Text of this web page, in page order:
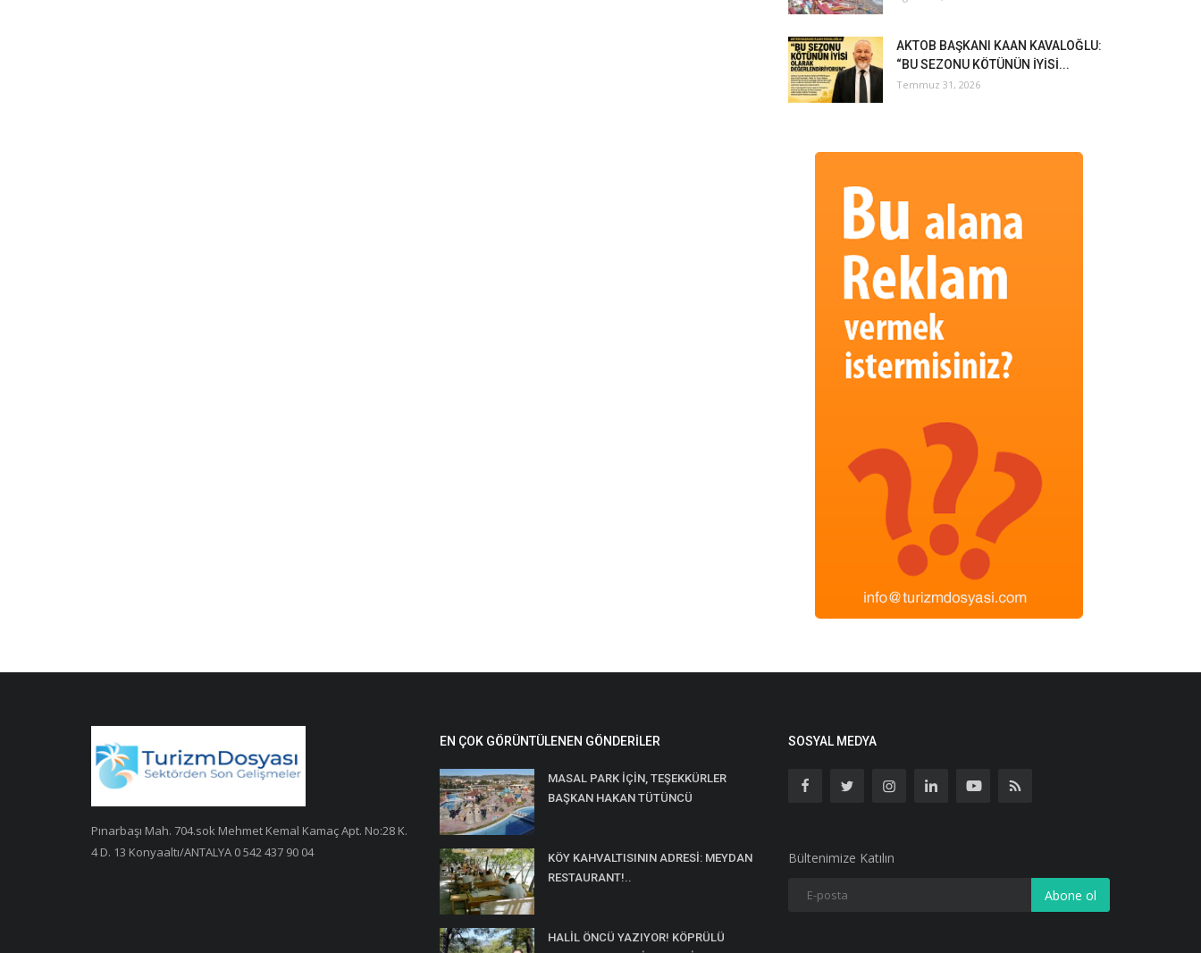
AKTOB BAŞKANI KAAN KAVALOĞLU:
“BU SEZONU KÖTÜNÜN İYİSİ...
Temmuz 31, 2026
Pınarbaşı Mah. 704.sok Mehmet Kemal Kamaç Apt. No:28 K.
4 D. 13 Konyaaltı/ANTALYA 0 542 437 90 04
EN ÇOK GÖRÜNTÜLENEN GÖNDERILER
MASAL PARK İÇİN, TEŞEKKÜRLER
BAŞKAN HAKAN TÜTÜNCÜ
KÖY KAHVALTISININ ADRESİ: MEYDAN
RESTAURANT!..
HALİL ÖNCÜ YAZIYOR! KÖPRÜLÜ
SOSYAL MEDYA
Bültenimize Katılın
Abone ol